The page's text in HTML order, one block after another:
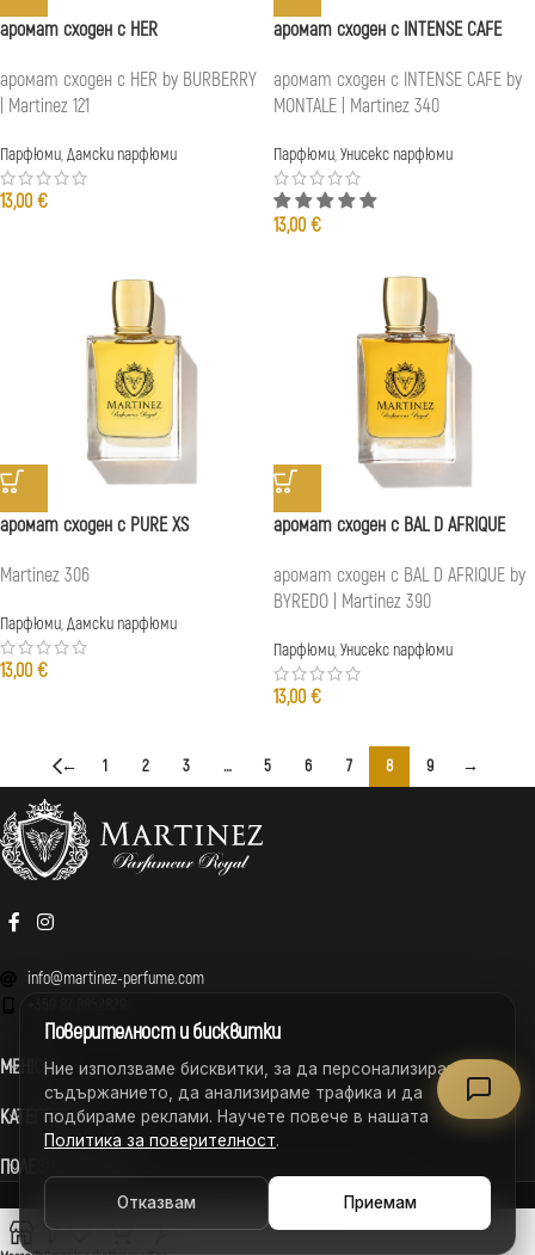
аромат сходен с HER
аромат сходен с HER by BURBERRY
| Martinez 121
Парфюми,Дамски парфюми
13,00 €
аромат сходен с INTENSE CAFE
аромат сходен с INTENSE CAFE by
MONTALE | Martinez 340
Парфюми,Унисекс парфюми
13,00 €
аромат сходен с PURE XS
Martinez 306
Парфюми,Дамски парфюми
13,00 €
аромат сходен с BAL D AFRIQUE
аромат сходен с BAL D AFRIQUE by
BYREDO | Martinez 390
Парфюми,Унисекс парфюми
13,00 €
← 1 2 3 … 5 6 7 8 9 →
info@martinez-perfume.com
МЕНЮ
КАТЕГОРИИ
ПОЛЕЗНИ ВРЪЗКИ
MARTINEZ – ВСИЧКИ ПРАВА ЗАПАЗЕНИ © 2026
Поверителност и бисквитки
Ние използваме бисквитки, за да персонализираме
съдържанието, да анализираме трафика и да
подбираме реклами. Научете повече в нашата
Политика за поверителност.
Отказвам Приемам